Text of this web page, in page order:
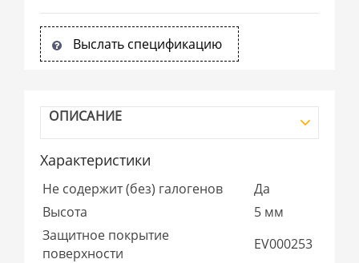
Выслать спецификацию
ОПИСАНИЕ
Характеристики
Не содержит (без) галогенов
Да
Высота
5 мм
Защитное покрытие
поверхности
EV000253